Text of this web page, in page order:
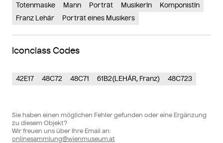
Totenmaske Mann Porträt MusikerIn
KomponistIn
Franz Lehár
Porträt eines Musikers
Iconclass Codes
42E17 48C72 48C71 61B2(LEHÁR, Franz) 48C723
Sie haben einen möglichen Fehler gefunden oder eine Ergänzung
zu diesem Objekt?
Wir freuen uns über Ihre Email an:
onlinesammlung@wienmuseum.at